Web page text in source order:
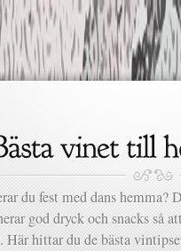
du fest med dans hemma?
god dryck och snacks så
Här hittar du de bästa